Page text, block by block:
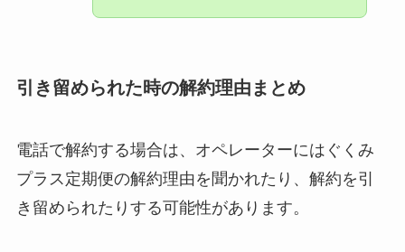
引き留められた時の解約理由まとめ
電話で解約する場合は、オペレーターにはぐくみ
プラス定期便の解約理由を聞かれたり、解約を引
き留められたりする可能性があります。